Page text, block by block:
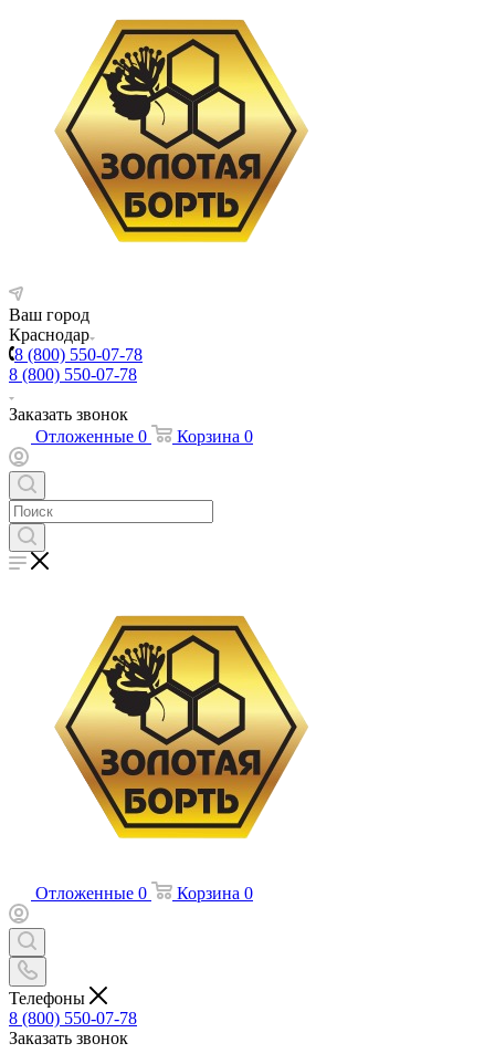
Ваш город
Краснодар
8 (800) 550-07-78
8 (800) 550-07-78
Заказать звонок
Отложенные 0 Корзина 0
Отложенные 0 Корзина 0
Телефоны
8 (800) 550-07-78
Заказать звонок